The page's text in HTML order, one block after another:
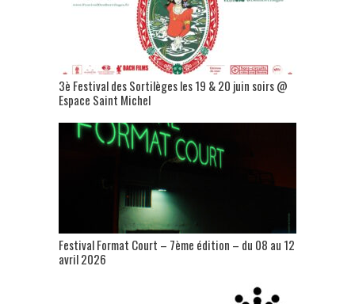
3è Festival des Sortilèges les 19 & 20 juin soirs @
Espace Saint Michel
Festival Format Court – 7ème édition – du 08 au 12
avril 2026